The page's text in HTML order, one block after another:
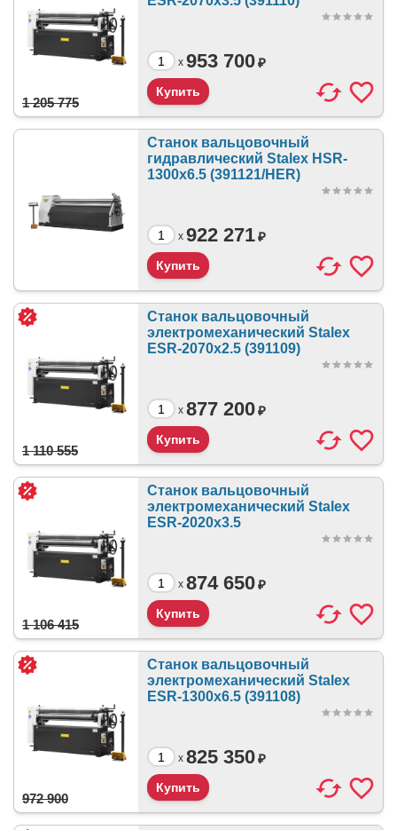
x
1 205 775
953 700₽
Станок вальцовочный
гидравлический Stalex HSR-
1300x6.5 (391121/HER)
x 922 271₽
Станок вальцовочный
электромеханический Stalex
ESR-2070x2.5 (391109)
x
1 110 555
877 200₽
Станок вальцовочный
электромеханический Stalex
ESR-2020x3.5
x
1 106 415
874 650₽
Станок вальцовочный
электромеханический Stalex
ESR-1300x6.5 (391108)
x
972 900
825 350₽